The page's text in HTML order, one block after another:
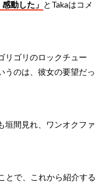
動した」 とTakaはコメ
リゴリのロックチュー
うのは、彼女の要望だっ
垣間見れ、ワンオクファ
とで、これから紹介する